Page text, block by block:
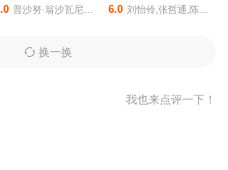
普沙努·翁沙瓦尼查功,萨兰·阿南塔瑟塔功 6.0 刘怡伶,张哲通,陈罗密欧,黄暄婷,黄晶玲
换一换
我也来点评一下！